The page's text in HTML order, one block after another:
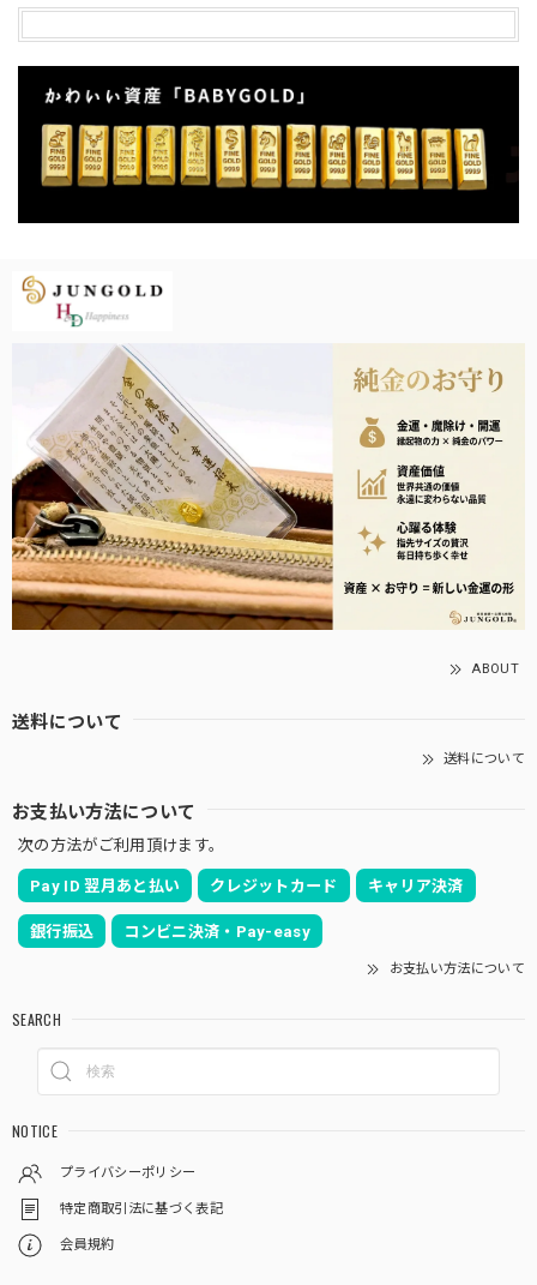
ABOUT
送料について
送料について
お支払い方法について
次の方法がご利用頂けます。
Pay ID 翌月あと払い クレジットカード キャリア決済
銀行振込 コンビニ決済・Pay-easy
お支払い方法について
SEARCH
NOTICE
プライバシーポリシー
特定商取引法に基づく表記
会員規約